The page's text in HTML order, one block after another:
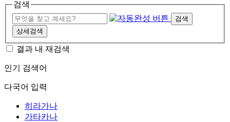
검색
검색
상세검색
결과 내 재검색
인기 검색어
다국어 입력
히라가나
가타카나